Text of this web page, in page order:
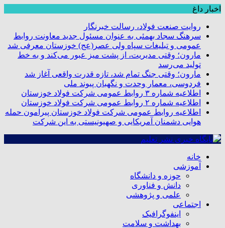
اخبار داغ
روایت صنعت فولاد،‌ رسالت خبرنگار
سرهنگ سجاد بهمئی به عنوان مسئول جدید معاونت روابط
عمومی و تبلیغات سپاه ولی عصر(عج) خوزستان معرفی شد
مارون؛ وقتی مدیریت، از پشت میز عبور می‌کند و به خط
تولید می‌رسد
مارون؛ وقتی جنگ تمام شد، تازه قدرت واقعی آغاز شد
فردوسی، معمار وحدت و نگهبان پیوند ملی
اطلاعیه شماره ۳ روابط عمومی شرکت فولاد خوزستان
اطلاعیه شماره ۲ روابط عمومی شرکت فولاد خوزستان
اطلاعیه روابط عمومی شرکت فولاد خوزستان پیرامون حمله
هوایی دشمنان آمریکایی و صهیونیستی به این شرکت
خانه
آموزشی
حوزه و دانشگاه
دانش و فناوری
علمی و پژوهشی
اجتماعی
اینفوگرافیک
بهداشت و سلامت